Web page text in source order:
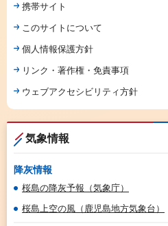
携帯サイト
このサイトについて
個人情報保護方針
リンク・著作権・免責事項
ウェブアクセシビリティ方針
気象情報
降灰情報
桜島の降灰予報（気象庁）
桜島上空の風（鹿児島地方気象台）